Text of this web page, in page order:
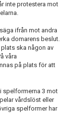
inte protestera mot
ifrån mot andra
domarens beslut.
ska någon av
våra
på plats för att
spelformerna 3 mot
vårdslöst eller
spelformer har